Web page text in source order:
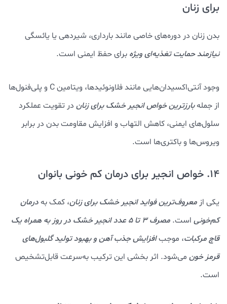
برای زنان
بدن زنان در دوره‌های خاصی مانند بارداری، شیردهی یا یائسگی
نیازمند حمایت تغذیه‌ای ویژه برای حفظ ایمنی است.
وجود آنتی‌اکسیدان‌هایی مانند فلاونوئیدها، ویتامین C و پلی‌فنول‌ها
از جملهبارزترینخواص انجیر خشک برای زنان در تقویت عملکرد
سلول‌های ایمنی، کاهش التهاب و افزایش مقاومت بدن در برابر
ویروس‌ها و باکتری‌ها است.
14. خواص انجیر برای درمان کم خونی بانوان
یکی از معروف‌ترین فواید انجیر خشک برای زنان، کمک بهدرمان
کم‌خونی است.
مصرف 3 تا 5 عدد انجیر خشک در روز به همراه یک
قاچ مرکبات، موجبافزایش جذب آهن و بهبود تولید گلبول‌های
قرمز خون می‌شود. اثر بخشی این ترکیب به‌سرعت قابل‌تشخیص
است.